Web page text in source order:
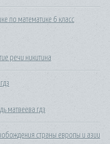
по математике 6 класс
речи никитина
матвеева гдз
страны европы и азии